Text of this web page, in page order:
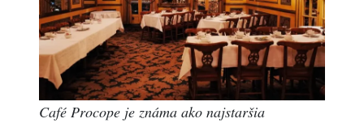
Café Procope je známa ako najstaršia